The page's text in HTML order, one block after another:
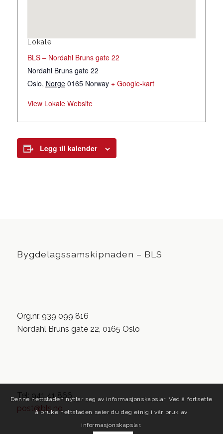
Lokale
BLS – Nordahl Bruns gate 22
Nordahl Bruns gate 22
Oslo, Norge 0165 Norway + Google-kart
View Lokale Website
Legg til kalender
Bygdelagssamskipnaden – BLS
Org.nr. 939 099 816
Nordahl Bruns gate 22, 0165 Oslo
Tel: 941 41 866
post@bls.no
Denne nettstaden nyttar seg av informasjonskapslar. Ved å fortsette
å bruke nettstaden seier du deg einig i vår bruk av
informasjonskapslar.